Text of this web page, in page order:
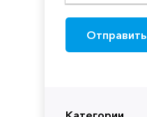
Отправить